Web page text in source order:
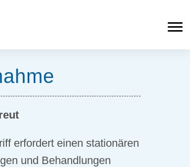
erfordert einen stationären
und Behandlungen